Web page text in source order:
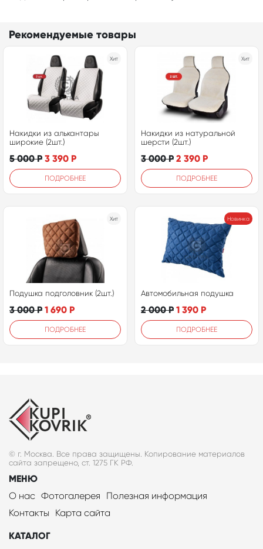
Рекомендуемые товары
Хит
Накидки из алькантары
широкие (2шт.)
5 000Р 3 390 Р
ПОДРОБНЕЕ
Хит
Накидки из натуральной
шерсти (2шт.)
3 000Р 2 390 Р
ПОДРОБНЕЕ
Хит
Подушка подголовник (2шт.)
3 000Р 1 690 Р
ПОДРОБНЕЕ
Новинка
Автомобильная подушка
2 000Р 1 390 Р
ПОДРОБНЕЕ
© г. Москва. Все права защищены. Копирование материалов
сайта запрещено, ст. 1275 ГК РФ.
МЕНЮ
О нас Фотогалерея
Полезная информация
Контакты
Карта сайта
КАТАЛОГ